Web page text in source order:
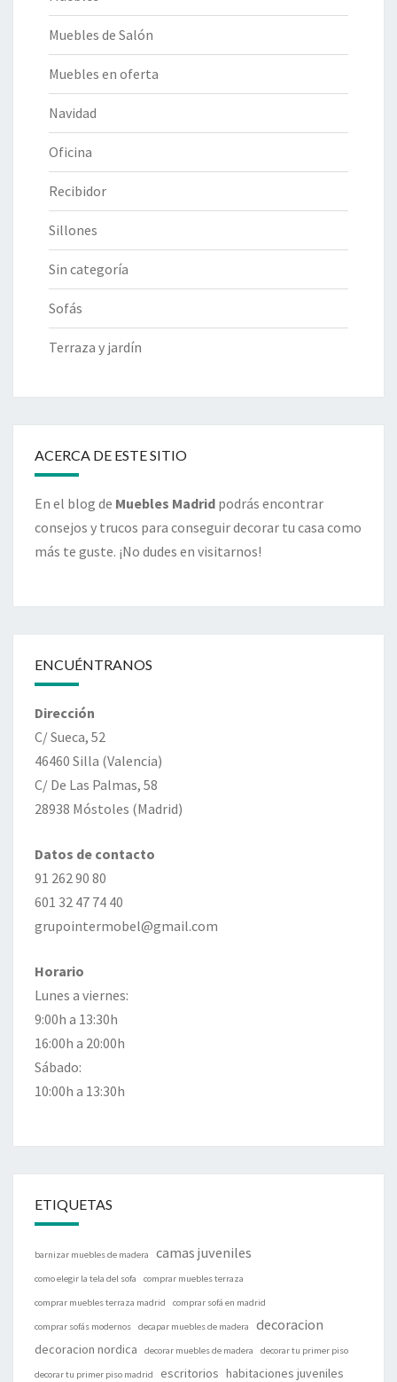
Muebles de Salón
Muebles en oferta
Navidad
Oficina
Recibidor
Sillones
Sin categoría
Sofás
Terraza y jardín
ACERCA DE ESTE SITIO
En el blog de Muebles Madrid podrás encontrar
consejos y trucos para conseguir decorar tu casa como
más te guste. ¡No dudes en visitarnos!
ENCUÉNTRANOS
Dirección
C/ Sueca, 52
46460 Silla (Valencia)
C/ De Las Palmas, 58
28938 Móstoles (Madrid)
Datos de contacto
91 262 90 80
601 32 47 74 40
grupointermobel@gmail.com
Horario
Lunes a viernes:
9:00h a 13:30h
16:00h a 20:00h
Sábado:
10:00h a 13:30h
ETIQUETAS
barnizar muebles de madera camas juveniles
como elegir la tela del sofa comprar muebles terraza
comprar muebles terraza madrid comprar sofá en madrid
comprar sofás modernos decapar muebles de madera decoracion
decoracion nordica decorar muebles de madera decorar tu primer piso
decorar tu primer piso madrid escritorios habitaciones juveniles